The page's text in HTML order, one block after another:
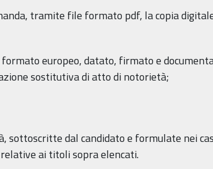
tramite file formato pdf, la copia
europeo, datato, firmato e
sostitutiva di atto di notorietà;
dal candidato e formulate nei
ai titoli sopra elencati.